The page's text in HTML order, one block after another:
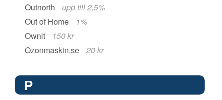
Outnorth
upp till 2,5%
Out of Home
1%
Ownit
150 kr
Ozonmaskin.se
20 kr
P